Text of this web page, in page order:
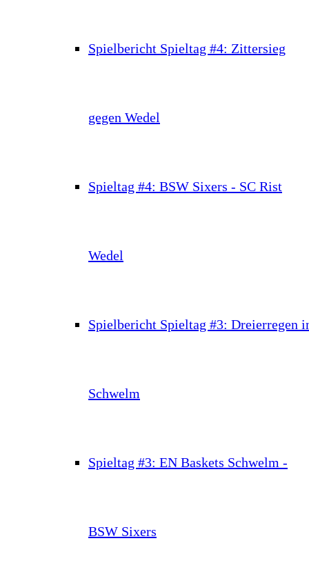
Spielbericht Spieltag #4: Zittersieg
gegen Wedel
Spieltag #4: BSW Sixers - SC Rist
Wedel
Spielbericht Spieltag #3: Dreierregen
Schwelm
Spieltag #3: EN Baskets Schwelm -
BSW Sixers